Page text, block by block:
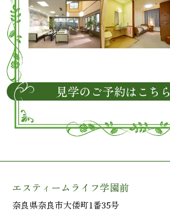
見学のご予約はこちら
エスティームライフ学園前
奈良県奈良市大倭町1番35号